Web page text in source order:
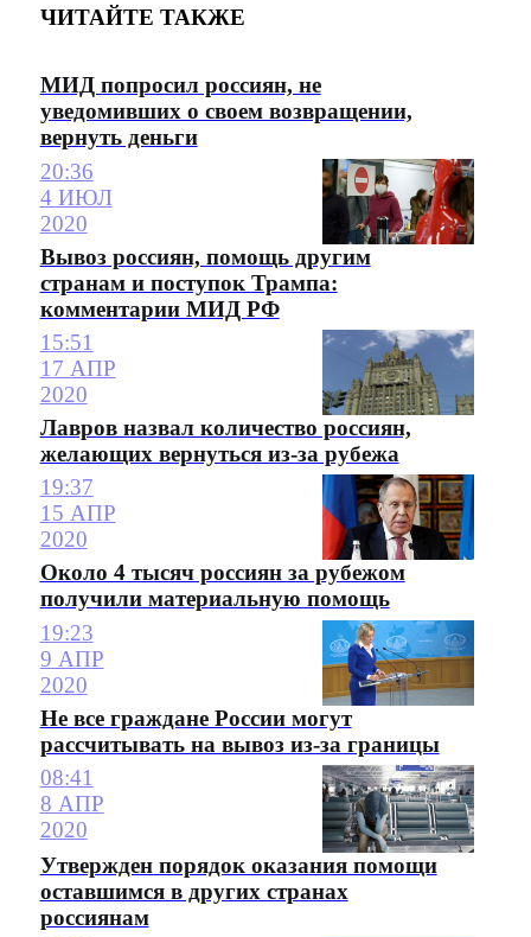
ЧИТАЙТЕ ТАКЖЕ
МИД попросил россиян, не
уведомивших о своем возвращении,
вернуть деньги
20:36
4 ИЮЛ
2020
Вывоз россиян, помощь другим
странам и поступок Трампа:
комментарии МИД РФ
15:51
17 АПР
2020
Лавров назвал количество россиян,
желающих вернуться из-за рубежа
19:37
15 АПР
2020
Около 4 тысяч россиян за рубежом
получили материальную помощь
19:23
9 АПР
2020
Не все граждане России могут
рассчитывать на вывоз из-за границы
08:41
8 АПР
2020
Утвержден порядок оказания помощи
оставшимся в других странах
россиянам